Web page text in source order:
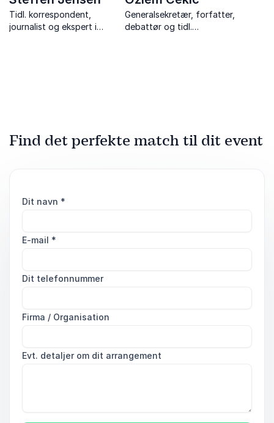
Tidl. korrespondent,
journalist og ekspert i
Generalsekretær, forfatter,
debattør og tidl.
Find det perfekte match til dit event
Dit navn *
E-mail *
Dit telefonnummer
Firma / Organisation
Evt. detaljer om dit arrangement